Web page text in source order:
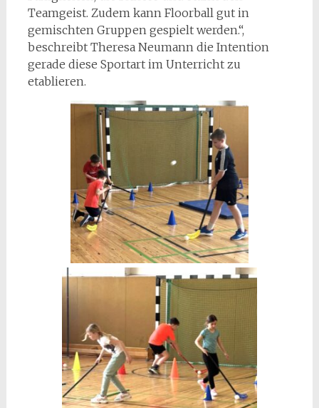
Teamgeist. Zudem kann Floorball gut in
gemischten Gruppen gespielt werden.“,
beschreibt Theresa Neumann die Intention
gerade diese Sportart im Unterricht zu
etablieren.